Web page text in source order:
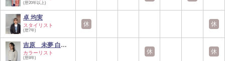
(歴20年以上)
卓 均実
スタイリスト
(歴7年)
吉原 未夢 白髪ぼ…
カラーリスト
(歴8年)
休 休
休 休